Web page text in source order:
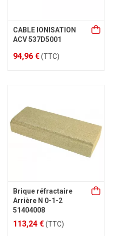
CABLE IONISATION
ACV 537D5001
94,96 €(TTC)
Brique réfractaire
Arrière N 0-1-2
51404008
113,24 €(TTC)